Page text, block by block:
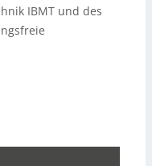
IBMT und des